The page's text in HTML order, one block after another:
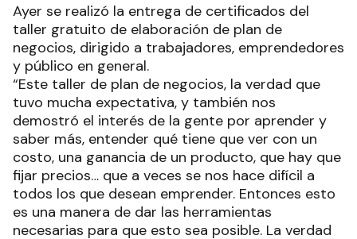
Ayer se realizó la entrega de certificados del
taller gratuito de elaboración de plan de
negocios, dirigido a trabajadores, emprendedores
y público en general.
“Este taller de plan de negocios, la verdad que
tuvo mucha expectativa, y también nos
demostró el interés de la gente por aprender y
saber más, entender qué tiene que ver con un
costo, una ganancia de un producto, que hay que
fijar precios… que a veces se nos hace difícil a
todos los que desean emprender. Entonces esto
es una manera de dar las herramientas
necesarias para que esto sea posible. La verdad